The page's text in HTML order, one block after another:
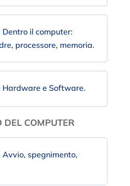
Dentro il computer:
processore, memoria.
Hardware e Software.
DEL COMPUTER
Avvio, spegnimento,